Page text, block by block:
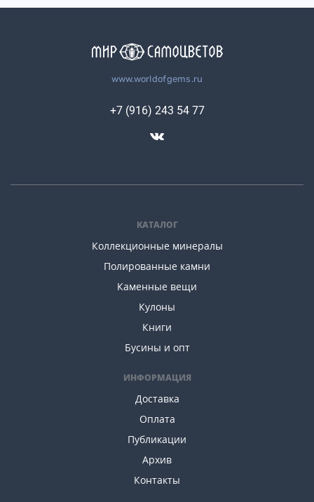
www.worldofgems.ru
КАТАЛОГ
Коллекционные минералы
Полированные камни
Каменные вещи
Кулоны
Книги
Бусины и опт
ИНФОРМАЦИЯ
Доставка
Оплата
Публикации
Архив
Контакты
+7 (916) 243 54 77